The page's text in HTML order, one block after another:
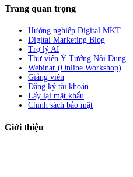
Trang quan trọng
Hướng nghiệp Digital MKT
Digital Marketing Blog
Trợ lý AI
Thư viện Ý Tưởng Nội Dung
Webinar (Online Workshop)
Giảng viên
Đăng ký tài khoản
Lấy lại mật khẩu
Chính sách bảo mật
Giới thiệu